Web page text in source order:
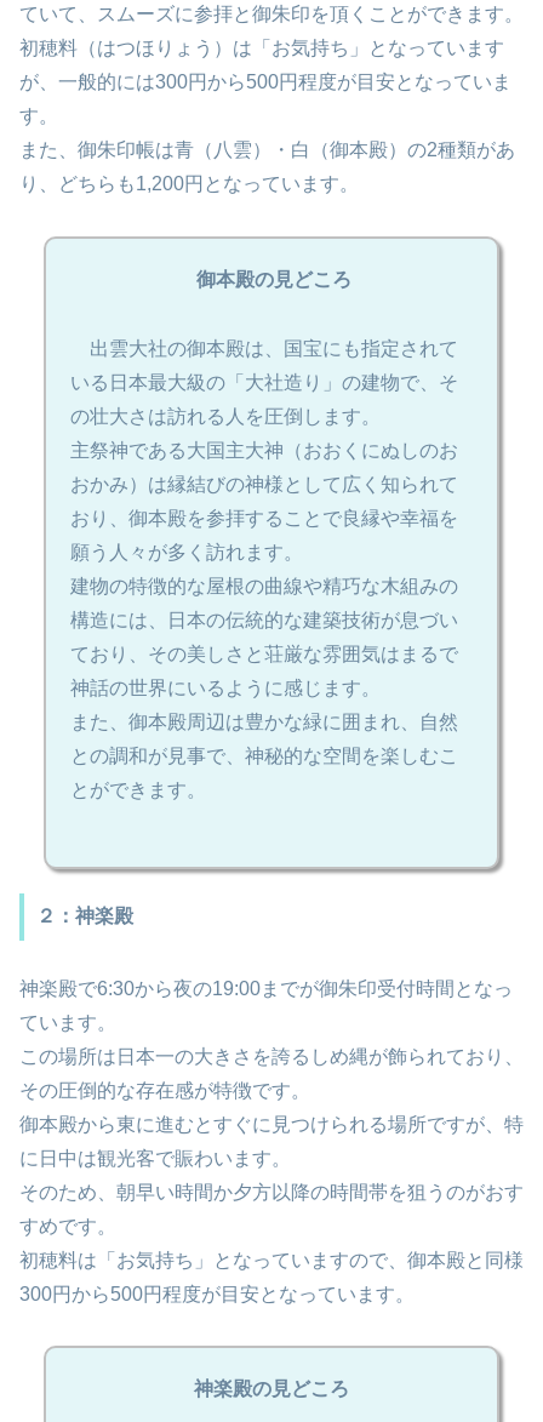
ていて、スムーズに参拝と御朱印を頂くことができます。
初穂料（はつほりょう）は「お気持ち」となっています
が、一般的には300円から500円程度が目安となっていま
す。
また、御朱印帳は青（八雲）・白（御本殿）の2種類があ
り、どちらも1,200円となっています。
御本殿の見どころ
出雲大社の御本殿は、国宝にも指定されて
いる日本最大級の「大社造り」の建物で、そ
の壮大さは訪れる人を圧倒します。
主祭神である大国主大神（おおくにぬしのお
おかみ）は縁結びの神様として広く知られて
おり、御本殿を参拝することで良縁や幸福を
願う人々が多く訪れます。
建物の特徴的な屋根の曲線や精巧な木組みの
構造には、日本の伝統的な建築技術が息づい
ており、その美しさと荘厳な雰囲気はまるで
神話の世界にいるように感じます。
また、御本殿周辺は豊かな緑に囲まれ、自然
との調和が見事で、神秘的な空間を楽しむこ
とができます。
２：神楽殿
神楽殿で6:30から夜の19:00までが御朱印受付時間となっ
ています。
この場所は日本一の大きさを誇るしめ縄が飾られており、
その圧倒的な存在感が特徴です。
御本殿から東に進むとすぐに見つけられる場所ですが、特
に日中は観光客で賑わいます。
そのため、朝早い時間か夕方以降の時間帯を狙うのがおす
すめです。
初穂料は「お気持ち」となっていますので、御本殿と同様
300円から500円程度が目安となっています。
神楽殿の見どころ